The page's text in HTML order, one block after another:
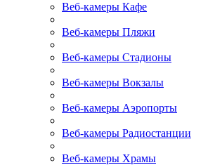
Веб-камеры Кафе
Веб-камеры Пляжи
Веб-камеры Стадионы
Веб-камеры Вокзалы
Веб-камеры Аэропорты
Веб-камеры Радиостанции
Веб-камеры Храмы